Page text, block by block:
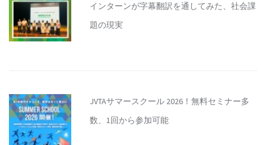
インターンが字幕翻訳を通してみた、社会課
題の現実
JVTAサマースクール 2026！無料セミナー多
数、1回から参加可能